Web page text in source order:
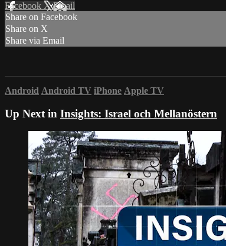
Facebook XEmail
Share on Facebook
Share on X
Share via Email
Android Android TV iPhone Apple TV
Up Next in Insights: Israel och Mellanöstern